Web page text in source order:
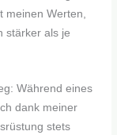
meinen Werten,
stärker als je
Während eines
dank meiner
stets